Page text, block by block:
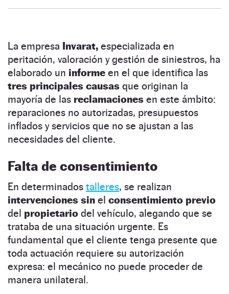
La empresa Invarat, especializada en
peritación, valoración y gestión de siniestros, ha
elaborado un informe en el que identifica las
tres principales causas que originan la
mayoría de las reclamaciones en este ámbito:
reparaciones no autorizadas, presupuestos
inflados y servicios que no se ajustan a las
necesidades del cliente.
Falta de consentimiento
En determinados talleres, se realizan
intervenciones sin el consentimiento previo
del propietario del vehículo, alegando que se
trataba de una situación urgente. Es
fundamental que el cliente tenga presente que
toda actuación requiere su autorización
expresa: el mecánico no puede proceder de
manera unilateral.